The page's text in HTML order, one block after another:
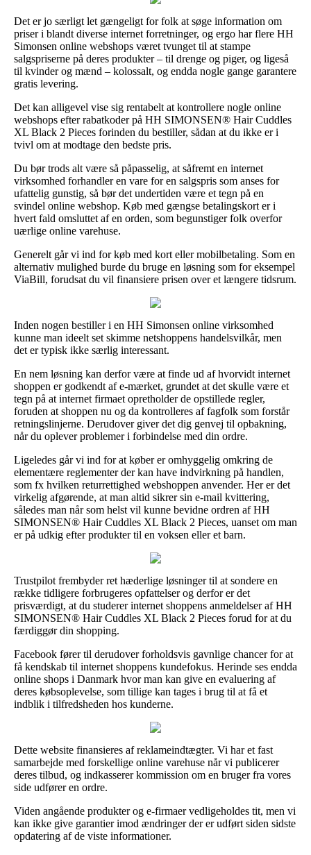
Det er jo særligt let gængeligt for folk at søge information om
priser i blandt diverse internet forretninger, og ergo har flere HH
Simonsen online webshops været tvunget til at stampe
salgspriserne på deres produkter – til drenge og piger, og ligeså
til kvinder og mænd – kolossalt, og endda nogle gange garantere
gratis levering.
Det kan alligevel vise sig rentabelt at kontrollere nogle online
webshops efter rabatkoder på HH SIMONSEN® Hair Cuddles
XL Black 2 Pieces forinden du bestiller, sådan at du ikke er i
tvivl om at modtage den bedste pris.
Du bør trods alt være så påpasselig, at såfremt en internet
virksomhed forhandler en vare for en salgspris som anses for
ufattelig gunstig, så bør det undertiden være et tegn på en
svindel online webshop. Køb med gængse betalingskort er i
hvert fald omsluttet af en orden, som begunstiger folk overfor
uærlige online varehuse.
Generelt går vi ind for køb med kort eller mobilbetaling. Som en
alternativ mulighed burde du bruge en løsning som for eksempel
ViaBill, forudsat du vil finansiere prisen over et længere tidsrum.
Inden nogen bestiller i en HH Simonsen online virksomhed
kunne man ideelt set skimme netshoppens handelsvilkår, men
det er typisk ikke særlig interessant.
En nem løsning kan derfor være at finde ud af hvorvidt internet
shoppen er godkendt af e-mærket, grundet at det skulle være et
tegn på at internet firmaet opretholder de opstillede regler,
foruden at shoppen nu og da kontrolleres af fagfolk som forstår
retningslinjerne. Derudover giver det dig genvej til opbakning,
når du oplever problemer i forbindelse med din ordre.
Ligeledes går vi ind for at køber er omhyggelig omkring de
elementære reglementer der kan have indvirkning på handlen,
som fx hvilken returrettighed webshoppen anvender. Her er det
virkelig afgørende, at man altid sikrer sin e-mail kvittering,
således man når som helst vil kunne bevidne ordren af HH
SIMONSEN® Hair Cuddles XL Black 2 Pieces, uanset om man
er på udkig efter produkter til en voksen eller et barn.
Trustpilot frembyder ret hæderlige løsninger til at sondere en
række tidligere forbrugeres opfattelser og derfor er det
prisværdigt, at du studerer internet shoppens anmeldelser af HH
SIMONSEN® Hair Cuddles XL Black 2 Pieces forud for at du
færdiggør din shopping.
Facebook fører til derudover forholdsvis gavnlige chancer for at
få kendskab til internet shoppens kundefokus. Herinde ses endda
online shops i Danmark hvor man kan give en evaluering af
deres købsoplevelse, som tillige kan tages i brug til at få et
indblik i tilfredsheden hos kunderne.
Dette website finansieres af reklameindtægter. Vi har et fast
samarbejde med forskellige online varehuse når vi publicerer
deres tilbud, og indkasserer kommission om en bruger fra vores
side udfører en ordre.
Viden angående produkter og e-firmaer vedligeholdes tit, men vi
kan ikke give garantier imod ændringer der er udført siden sidste
opdatering af de viste informationer.